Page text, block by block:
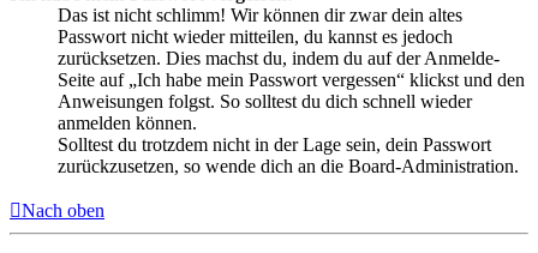
Das ist nicht schlimm! Wir können dir zwar dein altes
Passwort nicht wieder mitteilen, du kannst es jedoch
zurücksetzen. Dies machst du, indem du auf der Anmelde-
Seite auf „Ich habe mein Passwort vergessen“ klickst und den
Anweisungen folgst. So solltest du dich schnell wieder
anmelden können.
Solltest du trotzdem nicht in der Lage sein, dein Passwort
zurückzusetzen, so wende dich an die Board-Administration.
Nach oben